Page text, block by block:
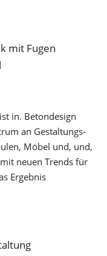
in. Betondesign
an Gestaltungs­
Möbel und, und,
neuen Trends für
Ergebnis